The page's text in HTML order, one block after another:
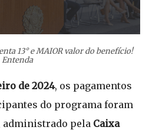
13° e MAIOR valor do benefício!
Entenda
de 2024, os pagamentos
do programa foram
administrado pela Caixa